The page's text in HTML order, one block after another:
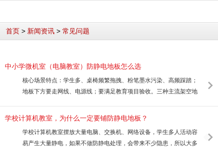
首页 > 新闻资讯 > 常见问题
中小学微机室（电脑教室）防静电地板怎么选
核心场景特点：学生多、桌椅频繁拖拽、粉笔墨水污染、高频踩踏；
地板下方要走网线、电源线；要满足教育项目验收。三种主流架空地
学校计算机教室，为什么一定要铺防静电地板？
学校计算机教室摆放大量电脑、交换机、网络设备，学生多人活动容
易产生大量静电，如果不做防静电处理，会带来不少隐患，所以大多